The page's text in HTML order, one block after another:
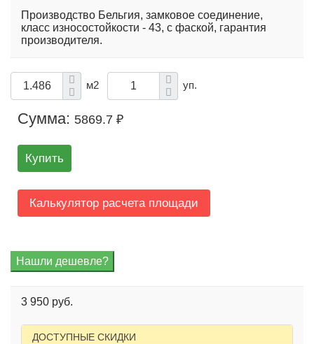
Производство Бельгия, замковое соединение,
класс износостойкости - 43, с фаской, гарантия
производителя.
м2 уп.
Сумма: 5869.7 ₽
Купить
Калькулятор расчета площади
3 950 руб.
ДОСТУПНЫЕ СКИДКИ